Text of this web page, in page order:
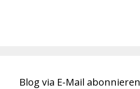
Blog via E-Mail abonnieren